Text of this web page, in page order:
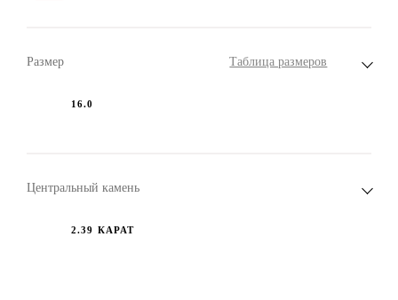
Размер Таблица размеров
16.0
Центральный камень
2.39 КАРАТ